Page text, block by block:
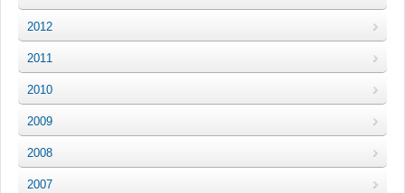
2012
2011
2010
2009
2008
2007